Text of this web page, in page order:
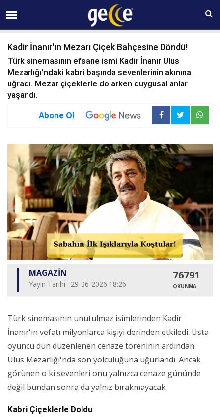
10 AĞUSTOS Pazartesi 07:36
Kadir İnanır'ın Mezarı Çiçek Bahçesine Döndü!
Türk sinemasının efsane ismi Kadir İnanır Ulus
Mezarlığı’ndaki kabri başında sevenlerinin akınına
uğradı. Mezar çiçeklerle dolarken duygusal anlar
yaşandı.
Abone Ol
MAGAZİN
Yayın Tarihi : 29-06-2026 18:26
76791
OKUNMA
Türk sinemasının unutulmaz isimlerinden Kadir
İnanır'ın vefatı milyonlarca kişiyi derinden etkiledi. Usta
oyuncu dün düzenlenen cenaze töreninin ardından
Ulus Mezarlığı'nda son yolculuğuna uğurlandı. Ancak
görünen o ki sevenleri onu yalnızca cenaze gününde
değil bundan sonra da yalnız bırakmayacak.
Kabri Çiçeklerle Doldu